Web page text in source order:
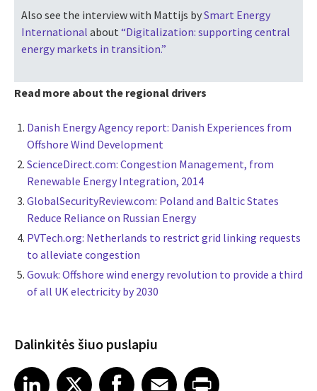
Also see the interview with Mattijs bySmart Energy
International about “Digitalization: supporting central
energy markets in transition.”
Read more about the regional drivers
Danish Energy Agency report: Danish Experiences from
Offshore Wind Development
ScienceDirect.com: Congestion Management, from
Renewable Energy Integration, 2014
GlobalSecurityReview.com: Poland and Baltic States
Reduce Reliance on Russian Energy
PVTech.org: Netherlands to restrict grid linking requests
to alleviate congestion
Gov.uk: Offshore wind energy revolution to provide a third
of all UK electricity by 2030
Dalinkitės šiuo puslapiu
Share article on LinkedIn
LinkedIn
Share article on XShare article on Facebook
Facebook
Share article on Email
EmailShare article on Print